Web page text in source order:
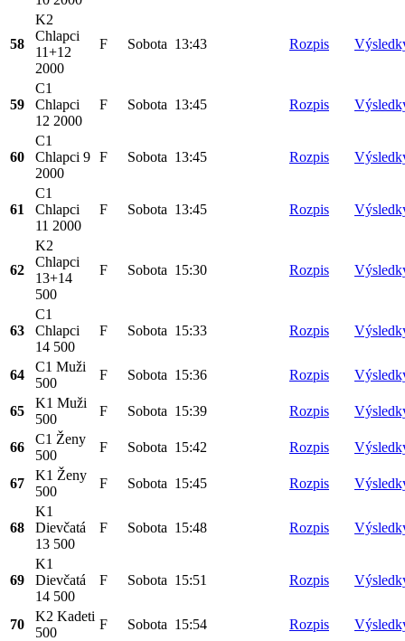
58
K2
Chlapci
11+12
2000
F Sobota 13:43 Rozpis
59
C1
Chlapci
12 2000
F Sobota 13:45 Rozpis
60
C1
Chlapci 9
2000
F Sobota 13:45 Rozpis
61
C1
Chlapci
11 2000
F Sobota 13:45 Rozpis
62
K2
Chlapci
13+14
500
F Sobota 15:30 Rozpis
63
C1
Chlapci
14 500
F Sobota 15:33 Rozpis
64
C1 Muži
500
F Sobota 15:36 Rozpis
65
K1 Muži
500
F Sobota 15:39 Rozpis
66
C1 Ženy
500
F Sobota 15:42 Rozpis
67
K1 Ženy
500
F Sobota 15:45 Rozpis
68
K1
Dievčatá
13 500
F Sobota 15:48 Rozpis
69
K1
Dievčatá
14 500
F Sobota 15:51 Rozpis
70
K2 Kadeti
500
F Sobota 15:54 Rozpis